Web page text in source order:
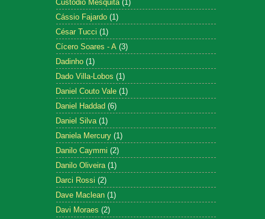
Custódio Mesquita (1)
Cássio Fajardo (1)
César Tucci (1)
Cícero Soares - A (3)
Dadinho (1)
Dado Villa-Lobos (1)
Daniel Couto Vale (1)
Daniel Haddad (6)
Daniel Silva (1)
Daniela Mercury (1)
Danilo Caymmi (2)
Danilo Oliveira (1)
Darci Rossi (2)
Dave Maclean (1)
Davi Moraes (2)